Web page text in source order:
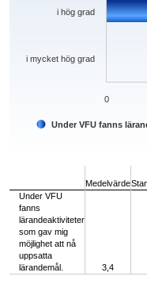
Under VFU fanns
i mycket hög grad
i hög grad
0
Medelvärde
Under VFU
fanns
lärandeaktiviteter
som gav mig
möjlighet att nå
uppsatta
lärandemål.
3,4